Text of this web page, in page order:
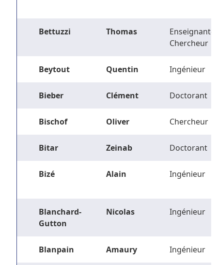
Bettuzzi Thomas
Enseignant-
Chercheur
Beytout Quentin Ingénieur
Bieber Clément Doctorant
Bischof Oliver Chercheur
Bitar Zeinab Doctorant
Bizé Alain Ingénieur
Blanchard-
Gutton
Nicolas Ingénieur
Blanpain Amaury Ingénieur